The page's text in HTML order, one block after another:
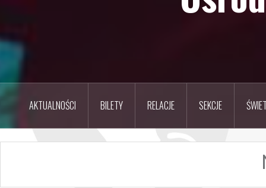
AKTUALNOŚCI BILETY RELACJE SEKCJE